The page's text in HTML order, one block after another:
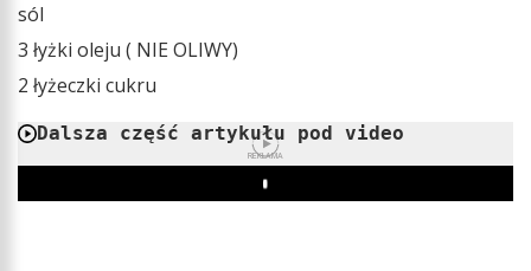
sól
3 łyżki oleju ( NIE OLIWY)
2 łyżeczki cukru
Dalsza część artykułu pod video
REKLAMA
Play